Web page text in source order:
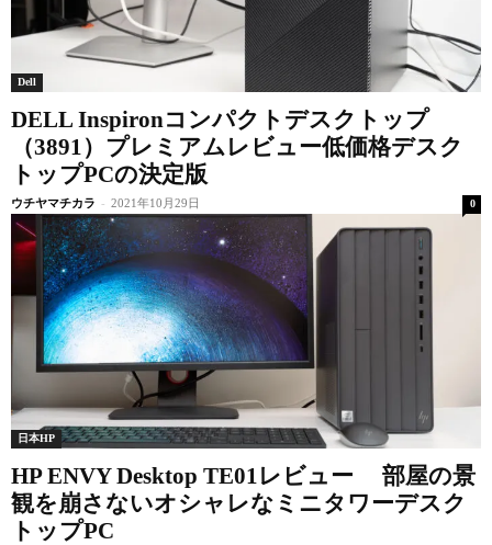
Dell
DELL Inspironコンパクトデスクトップ
（3891）プレミアムレビュー低価格デスク
トップPCの決定版
ウチヤマチカラ - 2021年10月29日 0
日本HP
HP ENVY Desktop TE01レビュー 部屋の景
観を崩さないオシャレなミニタワーデスク
トップPC